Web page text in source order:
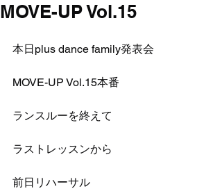
MOVE-UP Vol.15
本日plus dance family発表会
MOVE-UP Vol.15本番
ランスルーを終えて
ラストレッスンから
前日リハーサル